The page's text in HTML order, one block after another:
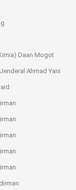
Daan Mogot
Ahmad Yani